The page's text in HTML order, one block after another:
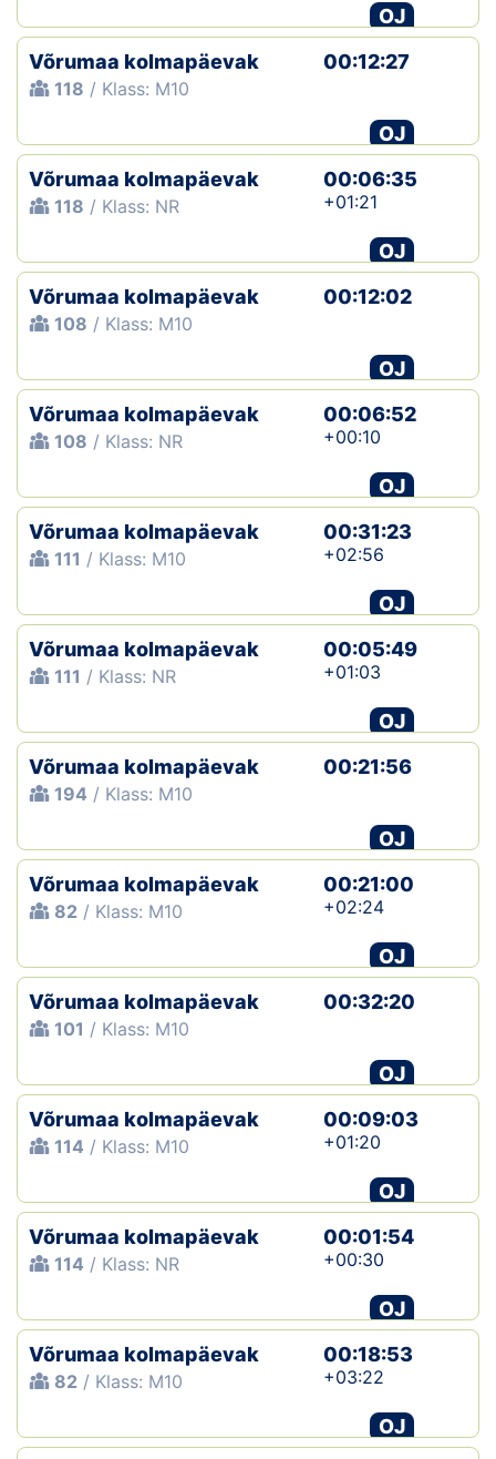
OJ
Võrumaa kolmapäevak
118 / Klass: M10
00:12:27
OJ
Võrumaa kolmapäevak
118 / Klass: NR
00:06:35
+01:21
OJ
Võrumaa kolmapäevak
108 / Klass: M10
00:12:02
OJ
Võrumaa kolmapäevak
108 / Klass: NR
00:06:52
+00:10
OJ
Võrumaa kolmapäevak
111 / Klass: M10
00:31:23
+02:56
OJ
Võrumaa kolmapäevak
111 / Klass: NR
00:05:49
+01:03
OJ
Võrumaa kolmapäevak
194 / Klass: M10
00:21:56
OJ
Võrumaa kolmapäevak
82 / Klass: M10
00:21:00
+02:24
OJ
Võrumaa kolmapäevak
101 / Klass: M10
00:32:20
OJ
Võrumaa kolmapäevak
114 / Klass: M10
00:09:03
+01:20
OJ
Võrumaa kolmapäevak
114 / Klass: NR
00:01:54
+00:30
OJ
Võrumaa kolmapäevak
82 / Klass: M10
00:18:53
+03:22
OJ